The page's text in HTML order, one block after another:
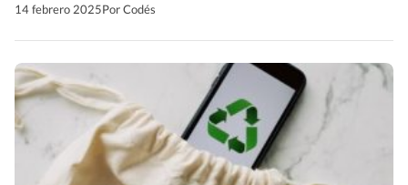
ecológicos personalizados son uno de esos regalos sostenibles
14 febrero 2025Por Codés